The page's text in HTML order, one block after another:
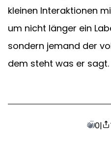
kleinen Interaktionen
um nicht länger ein
sondern jemand der
dem steht was er sagt.
0|